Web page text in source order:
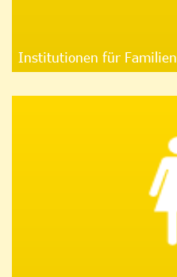
Institutionen für Familien